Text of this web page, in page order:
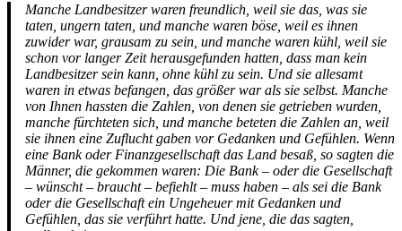
Manche Landbesitzer waren freundlich, weil sie das, was sie
taten, ungern taten, und manche waren böse, weil es ihnen
zuwider war, grausam zu sein, und manche waren kühl, weil sie
schon vor langer Zeit herausgefunden hatten, dass man kein
Landbesitzer sein kann, ohne kühl zu sein. Und sie allesamt
waren in etwas befangen, das größer war als sie selbst. Manche
von Ihnen hassten die Zahlen, von denen sie getrieben wurden,
manche fürchteten sich, und manche beteten die Zahlen an, weil
sie ihnen eine Zuflucht gaben vor Gedanken und Gefühlen. Wenn
eine Bank oder Finanzgesellschaft das Land besaß, so sagten die
Männer, die gekommen waren: Die Bank – oder die Gesellschaft
– wünscht – braucht – befiehlt – muss haben – als sei die Bank
oder die Gesellschaft ein Ungeheuer mit Gedanken und
Gefühlen, das sie verführt hatte. Und jene, die das sagten,